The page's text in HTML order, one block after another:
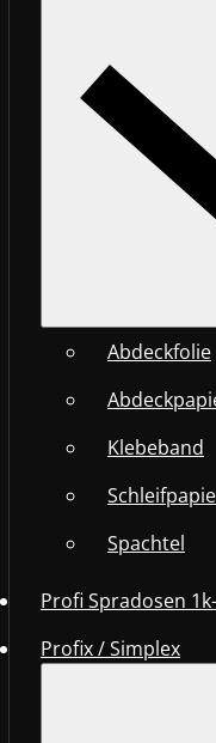
Abdeckfolie
Klebeband
Spachtel
Profi Spradosen
Profix / Simplex